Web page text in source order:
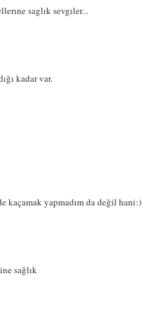
saglık sevgıler...
kadar var.
kaçamak yapmadım da değil hani:)
sağlık